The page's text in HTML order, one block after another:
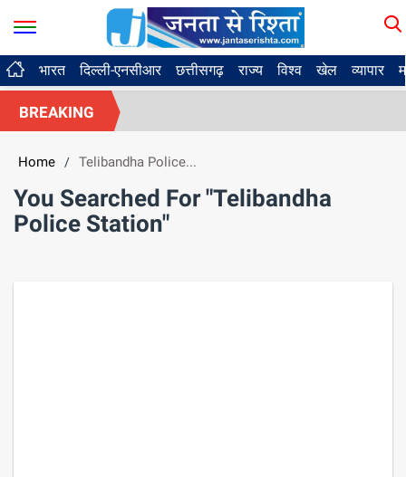
भारत दिल्ली-एनसीआर छत्तीसगढ़ राज्य विश्व खेल व्यापार
BREAKING
Home / Telibandha Police...
You Searched For "Telibandha
Police Station"